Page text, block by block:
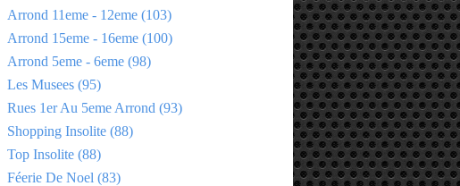
Arrond 11eme - 12eme (103)
Arrond 15eme - 16eme (100)
Arrond 5eme - 6eme (98)
Les Musees (95)
Rues 1er Au 5eme Arrond (93)
Shopping Insolite (88)
Top Insolite (88)
Féerie De Noel (83)